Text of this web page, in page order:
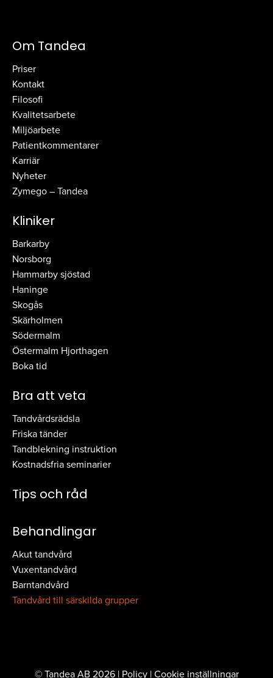
Om Tandea
Priser
Kontakt
Filosofi
Kvalitetsarbete
Miljöarbete
Patientkommentarer
Karriär
Nyheter
Zymego – Tandea
Kliniker
Barkarby
Norsborg
Hammarby sjöstad
Haninge
Skogås
Skärholmen
Södermalm
Östermalm Hjorthagen
Boka tid
Bra att veta
Tandvårdsrädsla
Friska tänder
Tandblekning instruktion
Kostnadsfria seminarier
Tips och råd
Behandlingar
Akut tandvård
Vuxentandvård
Barntandvård
Tandvård till särskilda grupper
© Tandea AB 2026 | Policy| Cookie inställningar